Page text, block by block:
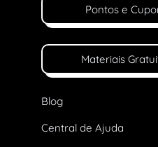
Pontos e
Materiais
Blog
Central de Ajuda